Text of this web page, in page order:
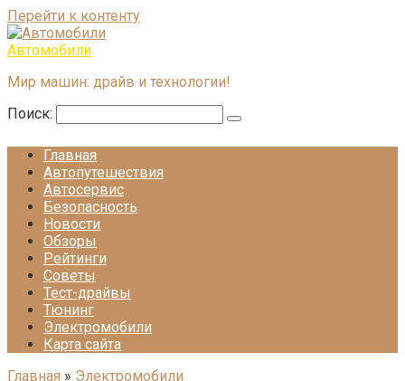
Перейти к контенту
Автомобили
Мир машин: драйв и технологии!
Поиск:
Главная
Автопутешествия
Автосервис
Безопасность
Новости
Обзоры
Рейтинги
Советы
Тест-драйвы
Тюнинг
Электромобили
Карта сайта
Главная » Электромобили